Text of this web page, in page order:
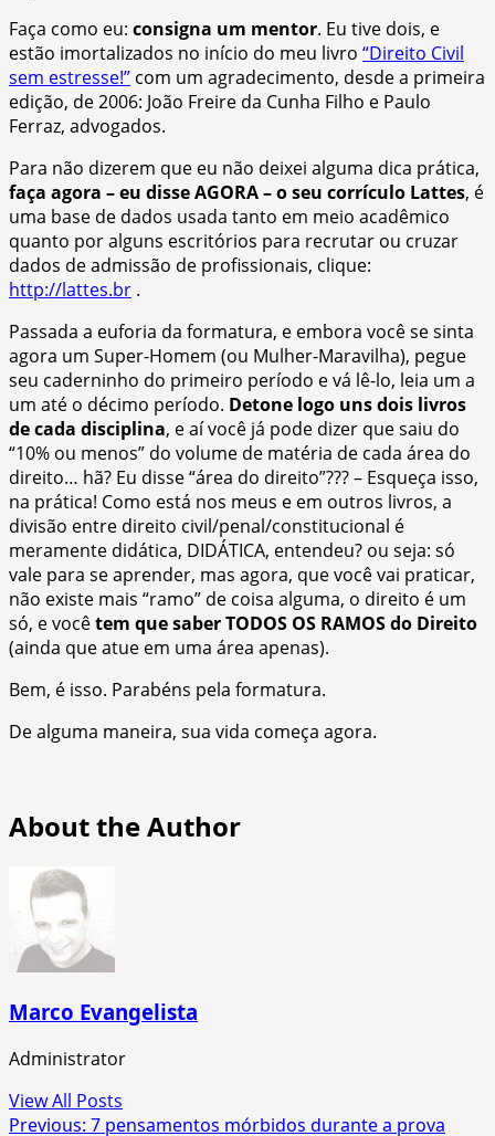
Faça como eu: consigna um mentor. Eu tive dois, e
estão imortalizados no início do meu livro “Direito Civil
sem estresse!” com um agradecimento, desde a primeira
edição, de 2006: João Freire da Cunha Filho e Paulo
Ferraz, advogados.
Para não dizerem que eu não deixei alguma dica prática,
faça agora – eu disse AGORA – o seu corrículo Lattes, é
uma base de dados usada tanto em meio acadêmico
quanto por alguns escritórios para recrutar ou cruzar
dados de admissão de profissionais, clique:
http://lattes.br .
Passada a euforia da formatura, e embora você se sinta
agora um Super-Homem (ou Mulher-Maravilha), pegue
seu caderninho do primeiro período e vá lê-lo, leia um a
um até o décimo período. Detone logo uns dois livros
de cada disciplina, e aí você já pode dizer que saiu do
“10% ou menos” do volume de matéria de cada área do
direito… hã? Eu disse “área do direito”??? – Esqueça isso,
na prática! Como está nos meus e em outros livros, a
divisão entre direito civil/penal/constitucional é
meramente didática, DIDÁTICA, entendeu? ou seja: só
vale para se aprender, mas agora, que você vai praticar,
não existe mais “ramo” de coisa alguma, o direito é um
só, e vocêtem que saber TODOS OS RAMOS do Direito
(ainda que atue em uma área apenas).
Bem, é isso. Parabéns pela formatura.
De alguma maneira, sua vida começa agora.
About the Author
Marco Evangelista
Administrator
View All Posts
Previous: 7 pensamentos mórbidos durante a prova